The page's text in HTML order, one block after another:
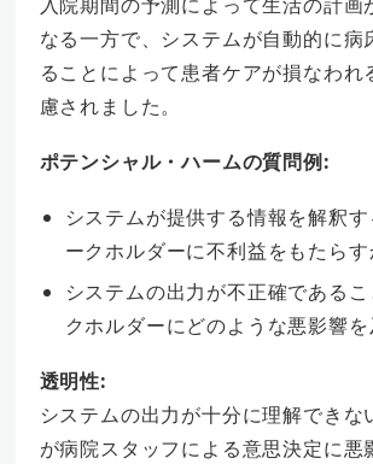
なる一方で、システムが自動的に病
ることによって患者ケアが損なわれ
慮されました。
ポテンシャル・ハームの質問例:
システムが提供する情報を解釈
ークホルダーに不利益をもたらす
システムの出力が不正確である
クホルダーにどのような悪影響を
透明性:
システムの出力が十分に理解できな
が病院スタッフによる意思決定に悪